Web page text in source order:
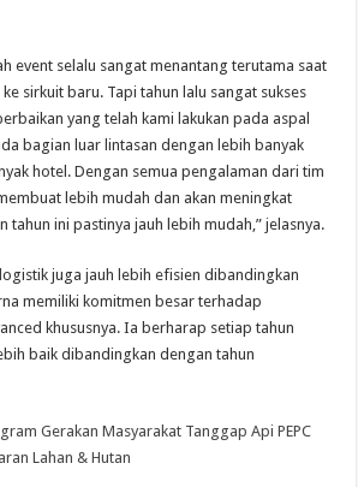
event selalu sangat menantang terutama saat
sirkuit baru. Tapi tahun lalu sangat sukses
yang telah kami lakukan pada aspal
bagian luar lintasan dengan lebih banyak
hotel. Dengan semua pengalaman dari tim
lebih mudah dan akan meningkat
tahun ini pastinya jauh lebih mudah,” jelasnya.
juga jauh lebih efisien dibandingkan
memiliki komitmen besar terhadap
khususnya. Ia berharap setiap tahun
baik dibandingkan dengan tahun
Gerakan Masyarakat Tanggap Api PEPC
Lahan & Hutan